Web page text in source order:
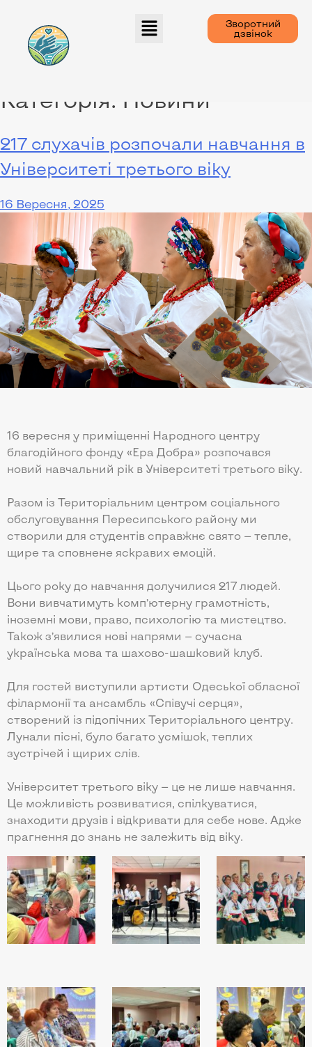
Зворотний
дзвінок
Категорія: Новини
217 слухачів розпочали навчання в
Університеті третього віку
16 Вересня, 2025
16 вересня у приміщенні Народного центру
благодійного фонду «Ера Добра» розпочався
новий навчальний рік в Університеті третього віку.
Разом із Територіальним центром соціального
обслуговування Пересипського району ми
створили для студентів справжнє свято — тепле,
щире та сповнене яскравих емоцій.
Цього року до навчання долучилися 217 людей.
Вони вивчатимуть комп’ютерну грамотність,
іноземні мови, право, психологію та мистецтво.
Також з’явилися нові напрями — сучасна
українська мова та шахово-шашковий клуб.
Для гостей виступили артисти Одеської обласної
філармонії та ансамбль «Співучі серця»,
створений із підопічних Територіального центру.
Лунали пісні, було багато усмішок, теплих
зустрічей і щирих слів.
Університет третього віку — це не лише навчання.
Це можливість розвиватися, спілкуватися,
знаходити друзів і відкривати для себе нове. Адже
прагнення до знань не залежить від віку.